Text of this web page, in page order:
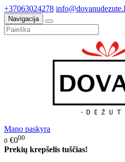
+37063024278
Navigacija
Mano paskyra
0 €000
Prekių krepšelis tuščias!